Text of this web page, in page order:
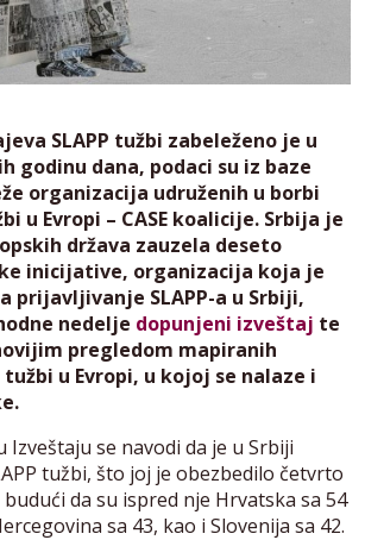
SLAPP tužbi zabeleženo je u
godinu dana, podaci su iz baze
organizacija udruženih u borbi
u Evropi – CASE koalicije. Srbija je
država zauzela deseto
inicijative, organizacija koja je
prijavljivanje SLAPP-a u Srbiji,
nedelje dopunjeni izveštaj te
pregledom mapiranih
tužbi u Evropi, u kojoj se nalaze i
Izveštaju se navodi da je u Srbiji
tužbi, što joj je obezbedilo četvrto
da su ispred nje Hrvatska sa 54
sa 43, kao i Slovenija sa 42.